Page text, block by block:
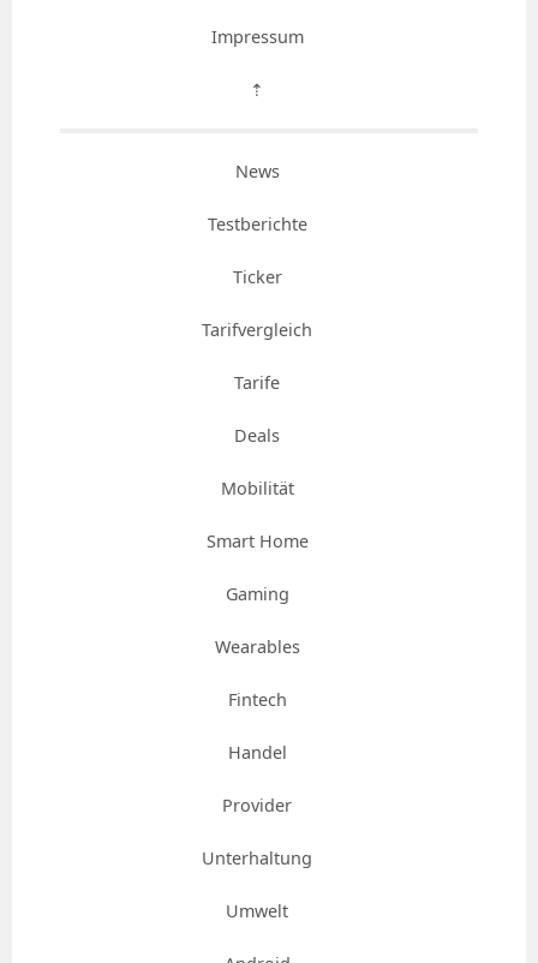
Impressum
⇡
News
Testberichte
Ticker
Tarifvergleich
Tarife
Deals
Mobilität
Smart Home
Gaming
Wearables
Fintech
Handel
Provider
Unterhaltung
Umwelt